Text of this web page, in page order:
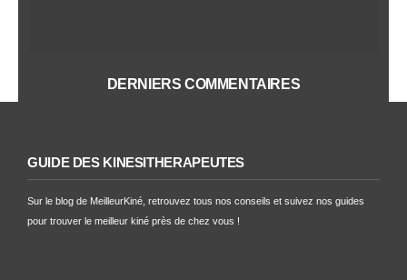
DERNIERS COMMENTAIRES
GUIDE DES KINÉSITHÉRAPEUTES
Sur le blog de MeilleurKiné, retrouvez tous nos conseils et suivez nos guides
pour trouver le meilleur kiné près de chez vous !